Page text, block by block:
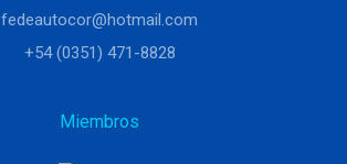
fedeautocor@hotmail.com
+54 (0351) 471-8828
Miembros